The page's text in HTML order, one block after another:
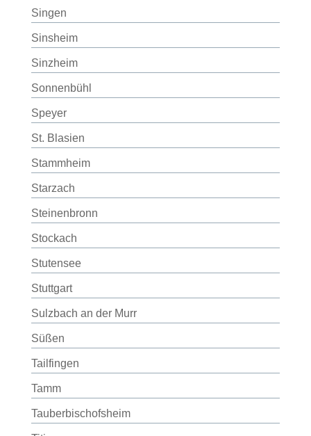
Singen
Sinsheim
Sinzheim
Sonnenbühl
Speyer
St. Blasien
Stammheim
Starzach
Steinenbronn
Stockach
Stutensee
Stuttgart
Sulzbach an der Murr
Süßen
Tailfingen
Tamm
Tauberbischofsheim